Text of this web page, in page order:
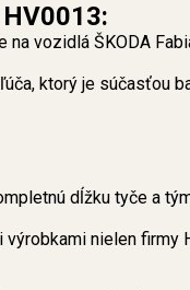
vozidlá ŠKODA
ktorý je súčasťou
dĺžku tyče a
nielen firmy